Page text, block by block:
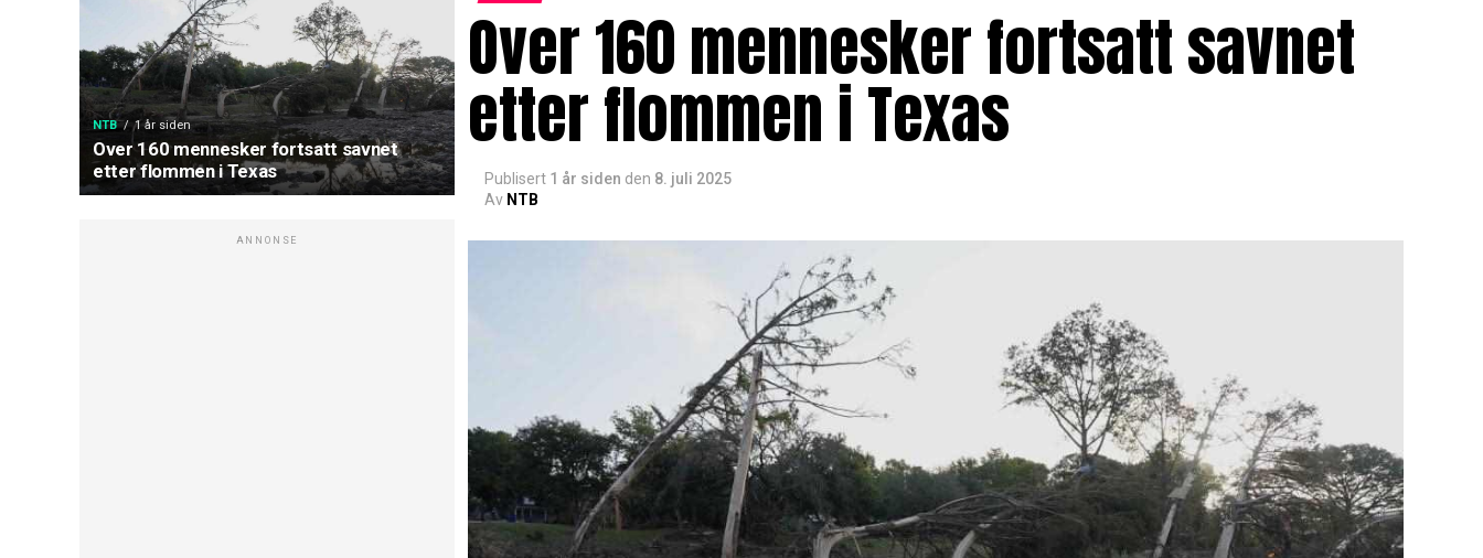
NTB 1 år siden
Over 160 mennesker fortsatt savnet
etter flommen i Texas
ANNONSE
Over 160 mennesker fortsatt savnet
etter flommen i Texas
Publisert 1 år siden den 8. juli 2025
Av NTB